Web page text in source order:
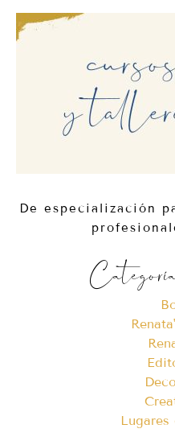
De especialización
Lugares